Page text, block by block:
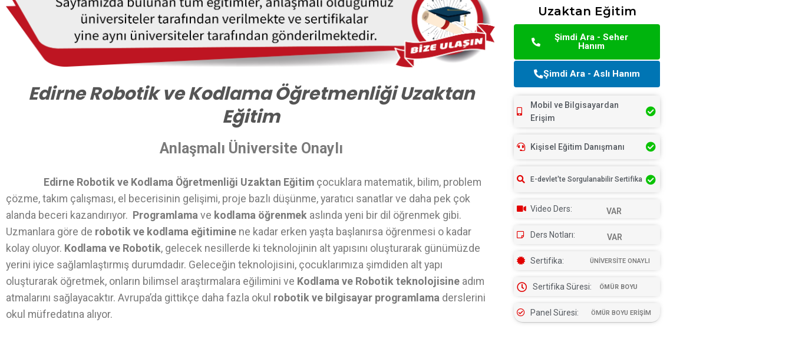
Edirne Robotik ve Kodlama Öğretmenliği Uzaktan
Eğitim
Anlaşmalı Üniversite Onaylı
Edirne Robotik ve Kodlama Öğretmenliği Uzaktan Eğitim çocuklara matematik, bilim, problem
çözme, takım çalışması, el becerisinin gelişimi, proje bazlı düşünme, yaratıcı sanatlar ve daha pek çok
alanda beceri kazandırıyor. Programlama ve kodlama öğrenmek aslında yeni bir dil öğrenmek gibi.
Uzmanlara göre de robotik ve kodlama eğitimine ne kadar erken yaşta başlanırsa öğrenmesi o kadar
kolay oluyor. Kodlama ve Robotik, gelecek nesillerde ki teknolojinin alt yapısını oluşturarak günümüzde
yerini iyice sağlamlaştırmış durumdadır. Geleceğin teknolojisini, çocuklarımıza şimdiden alt yapı
oluşturarak öğretmek, onların bilimsel araştırmalara eğilimini ve Kodlama ve Robotik teknolojisine adım
atmalarını sağlayacaktır. Avrupa’da gittikçe daha fazla okul robotik ve bilgisayar programlama derslerini
okul müfredatına alıyor.
Uzaktan Eğitim
Şimdi Ara - Seher
Hanım
Şimdi Ara - Aslı Hanım
Mobil ve Bilgisayardan
Erişim
Kişisel Eğitim Danışmanı
E-devlet'te Sorgulanabilir Sertifika
Video Ders: VAR
Ders Notları: VAR
Sertifika: ÜNİVERSİTE ONAYLI
Sertifika Süresi: ÖMÜR BOYU
Panel Süresi: ÖMÜR BOYU ERİŞİM